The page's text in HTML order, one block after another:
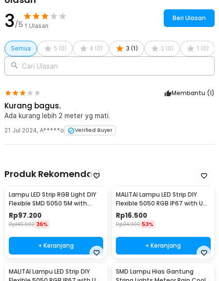
Rincian yang Anda dapatkan untuk pembelian produk ini:
LED 12M - LISM-10
1 x Set Tiang Pasak
3/5 1 Ulasan
Beri Ulasan
Semua 5 (0) 4 (0) 3 (1 ) 2 (0) 1 (0)
Cari Ulasan
Membantu (1)
Kurang bagus.
Ada kurang lebih 2 meter yg mati.
21 Jul 2024, A*****o Verified Buyer
Produk Rekomendasi
Lampu LED Strip RGB Light DIY
Flexible SMD 5050 5M with
Remote
Rp97.200
Rp149.900 36%
+ Keranjang
MALITAI Lampu LED Strip DIY
Flexible 5050 RGB IP67 with USB
Controller 1M - SMD2835
Rp16.500
Rp34.900 53%
+ Keranjang
MALITAI Lampu LED Strip DIY
SMD Lampu Hias Gantung